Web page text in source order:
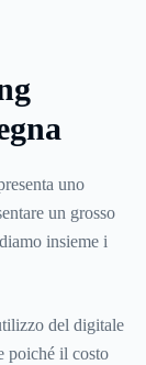
uno
un grosso
insieme i
del digitale
poiché il costo